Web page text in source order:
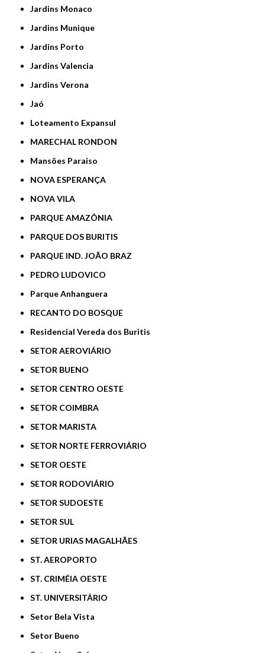
Jardins Monaco
Jardins Munique
Jardins Porto
Jardins Valencia
Jardins Verona
Jaó
Loteamento Expansul
MARECHAL RONDON
Mansões Paraiso
NOVA ESPERANÇA
NOVA VILA
PARQUE AMAZÔNIA
PARQUE DOS BURITIS
PARQUE IND. JOÃO BRAZ
PEDRO LUDOVICO
Parque Anhanguera
RECANTO DO BOSQUE
Residencial Vereda dos Buritis
SETOR AEROVIÁRIO
SETOR BUENO
SETOR CENTRO OESTE
SETOR COIMBRA
SETOR MARISTA
SETOR NORTE FERROVIÁRIO
SETOR OESTE
SETOR RODOVIÁRIO
SETOR SUDOESTE
SETOR SUL
SETOR URIAS MAGALHÃES
ST. AEROPORTO
ST. CRIMÉIA OESTE
ST. UNIVERSITÁRIO
Setor Bela Vista
Setor Bueno